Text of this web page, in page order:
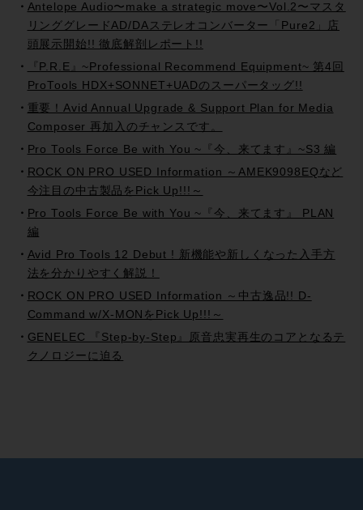
Antelope Audio〜make a strategic move〜Vol.2〜マスタ
リンググレードAD/DAステレオコンバーター「Pure2」店
頭展示開始!! 徹底解剖レポート!!
『P.R.E』~Professional Recommend Equipment~ 第4回
ProTools HDX+SONNET+UADのスーパータッグ!!
重要！Avid Annual Upgrade & Support Plan for Media
Composer 再加入のチャンスです。
Pro Tools Force Be with You ~『今、来てます』~S3 編
ROCK ON PRO USED Information ～AMEK9098EQなど
今注目の中古製品をPick Up!!!～
Pro Tools Force Be with You ~『今、来てます』 PLAN
編
Avid Pro Tools 12 Debut ! 新機能や新しくなった入手方
法を分かりやすく解説！
ROCK ON PRO USED Information ～中古逸品!! D-
Command w/X-MONをPick Up!!!～
GENELEC 『Step-by-Step』原音忠実再生のコアとなるテ
クノロジーに迫る